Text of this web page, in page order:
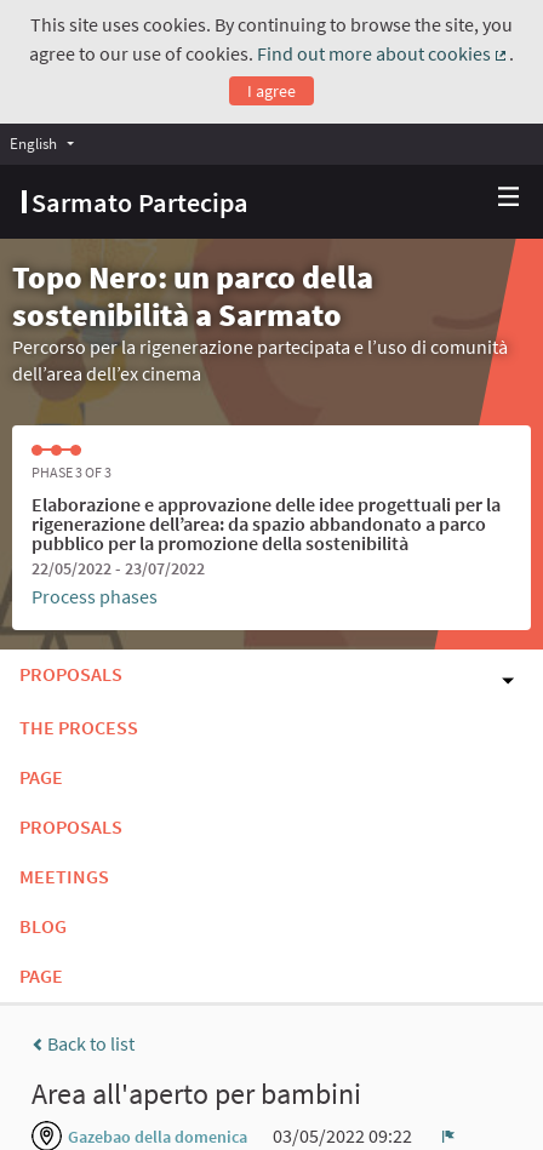
This site uses cookies. By continuing to browse the site, you
agree to our use of cookies. Find out more about cookies
.
I agree
Sarmato Partecipa
English Choose language
Topo Nero: un parco della
sostenibilità a Sarmato
Percorso per la rigenerazione partecipata e l’uso di comunità
dell’area dell’ex cinema
PHASE 3 OF 3
Elaborazione e approvazione delle idee progettuali per la
rigenerazione dell’area: da spazio abbandonato a parco
pubblico per la promozione della sostenibilità
22/05/2022 - 23/07/2022
Process phases
PROPOSALS
THE PROCESS
PAGE
PROPOSALS
MEETINGS
BLOG
PAGE
Back to list
Area all'aperto per bambini
Gazebao della domenica
03/05/2022 09:22